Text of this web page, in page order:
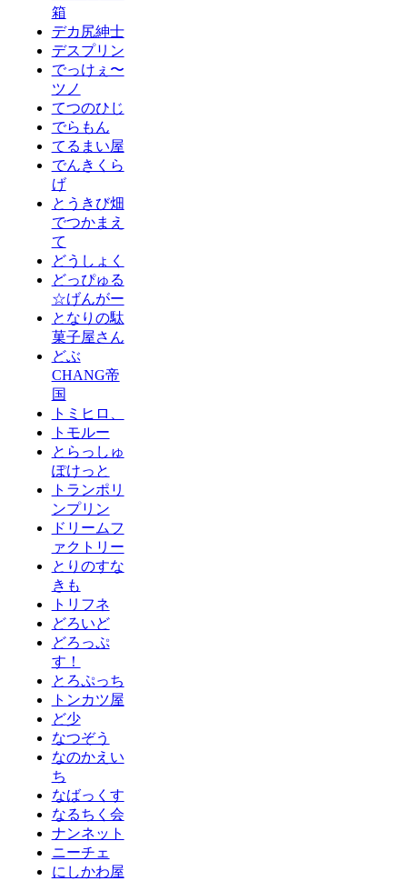
箱
デカ尻紳士
デスプリン
でっけぇ〜
ツノ
てつのひじ
でらもん
てるまい屋
でんきくら
げ
とうきび畑
でつかまえ
て
どうしょく
どっぴゅる
☆げんがー
となりの駄
菓子屋さん
どぶ
CHANG帝
国
トミヒロ、
トモルー
とらっしゅ
ぽけっと
トランポリ
ンプリン
ドリームフ
ァクトリー
とりのすな
きも
トリフネ
どろいど
どろっぷ
す！
とろぷっち
トンカツ屋
ど少
なつぞう
なのかえい
ち
なばっくす
なるちく会
ナンネット
ニーチェ
にしかわ屋